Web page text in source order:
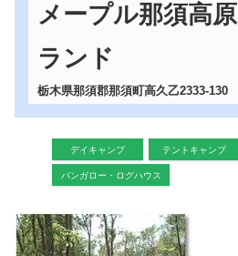
メープル那須高
ランド
栃木県那須郡那須町高久乙2333-130
デイキャンプ テントキャンプ
バンガロー・ログハウス